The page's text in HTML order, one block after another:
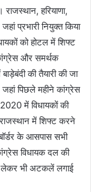
हरियाणा,
प्रभारी नियुक्त किया
को होटल में शिफ्ट
और समर्थक
की तैयारी की जा
जहां पिछले महीने कांग्रेस
में विधायकों की
राजस्थान में शिफ्ट करने
के आसपास सभी
विधायक दल की
लेकर भी अटकलें लगाई